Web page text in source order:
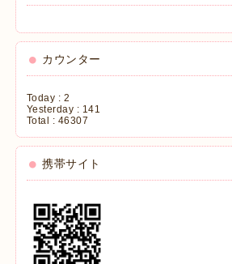
カウンター
Today : 2
Yesterday : 141
Total : 46307
携帯サイト